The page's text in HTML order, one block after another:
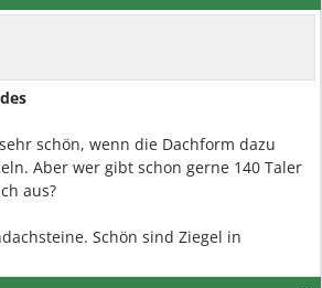
schön, wenn die Dachform dazu
Aber wer gibt schon gerne 140 Taler
aus?
Schön sind Ziegel in